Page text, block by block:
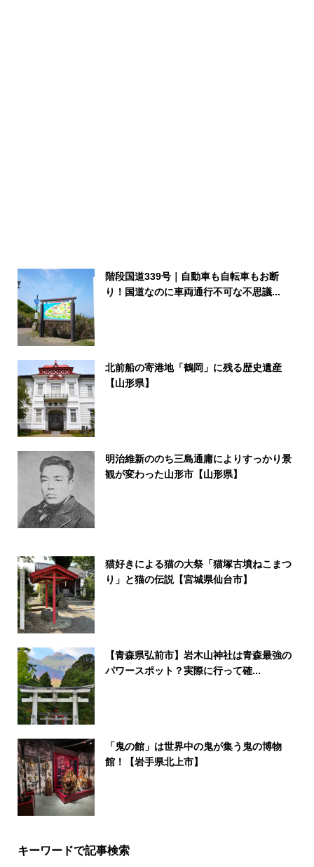
階段国道339号｜自動車も自転車もお断
り！国道なのに車両通行不可な不思議...
北前船の寄港地「鶴岡」に残る歴史遺産
【山形県】
明治維新ののち三島通庸によりすっかり景
観が変わった山形市【山形県】
猫好きによる猫の大祭「猫塚古墳ねこまつ
り」と猫の伝説【宮城県仙台市】
【青森県弘前市】岩木山神社は青森最強の
パワースポット？実際に行って確...
「鬼の館」は世界中の鬼が集う鬼の博物
館！【岩手県北上市】
キーワードで記事検索